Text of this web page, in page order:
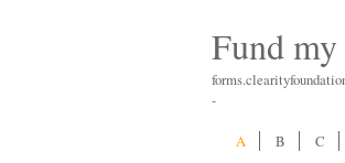
Fund
-
A B C